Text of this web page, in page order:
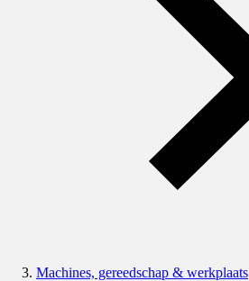
Machines, gereedschap & werkplaats